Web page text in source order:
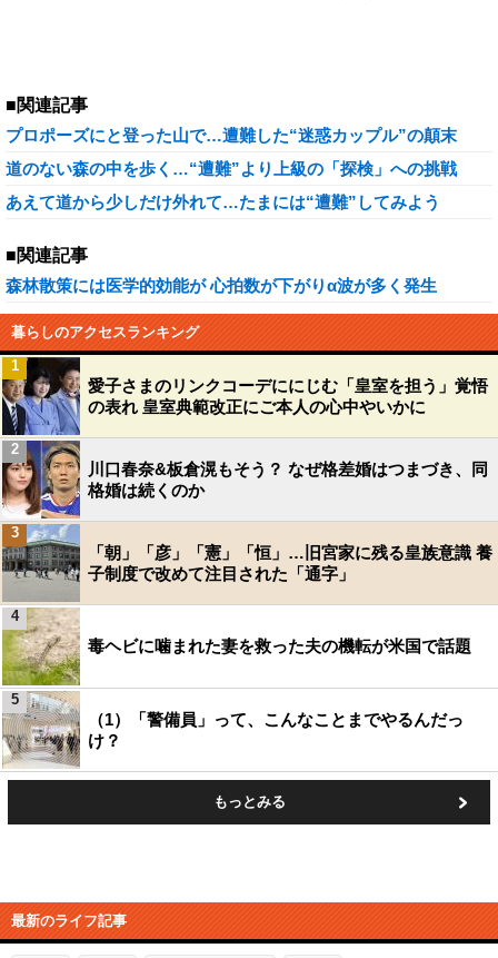
■関連記事
プロポーズにと登った山で…遭難した“迷惑カップル”の顛末
道のない森の中を歩く…“遭難”より上級の「探検」への挑戦
あえて道から少しだけ外れて…たまには“遭難”してみよう
■関連記事
森林散策には医学的効能が 心拍数が下がりα波が多く発生
暮らしのアクセスランキング
愛子さまのリンクコーデににじむ「皇室を担う」覚悟
の表れ 皇室典範改正にご本人の心中やいかに
1
川口春奈&板倉滉もそう？ なぜ格差婚はつまづき、同
格婚は続くのか
2
「朝」「彦」「憲」「恒」…旧宮家に残る皇族意識 養
子制度で改めて注目された「通字」
3
毒ヘビに噛まれた妻を救った夫の機転が米国で話題
4
（1）「警備員」って、こんなことまでやるんだっ
け？
5
もっとみる
最新のライフ記事